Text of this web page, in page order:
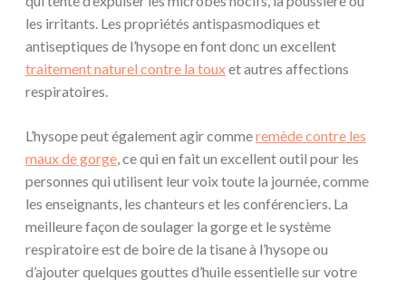
les irritants. Les propriétés antispasmodiques et
antiseptiques de l’hysope en font donc un excellent
traitement naturel contre la touxet autres affections
respiratoires.
L’hysope peut également agir commeremède contre les
maux de gorge, ce qui en fait un excellent outil pour les
personnes qui utilisent leur voix toute la journée, comme
les enseignants, les chanteurs et les conférenciers. La
meilleure façon de soulager la gorge et le système
respiratoire est de boire de la tisane à l’hysope ou
d’ajouter quelques gouttes d’huile essentielle sur votre